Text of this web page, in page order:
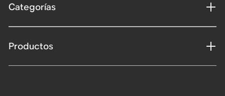
Categorías
Productos